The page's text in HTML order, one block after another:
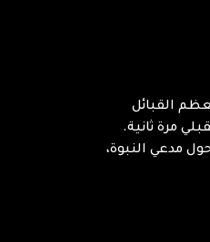
القبائل
مرة ثانية.
مدعي النبوة،